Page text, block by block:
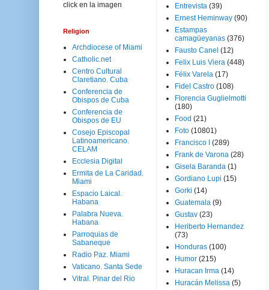
click en la imagen
Religion
Archdiocese of Miami
Catholic.net
Centro Cultural
Claretiano. Cuba
Conferencia de
Obispos de Cuba
Conferencia de
Obispos de EU
Cosejo Episcopal
Latinoamericano.
CELAM
Ecclesia Digital
Ermita de La Caridad.
Miami
Espacio Laical.
Habana
Palabra Nueva.
Habana
Parroquias de
Sabaneque
Radio Paz. Miami
Vaticano. Santa Sede
Vitral. Pinar del Rio
Entrevista (39)
Ernest Heminway (90)
Estampas
camagüeyanas (376)
Fausto Canel (12)
Felix Luis Viera (448)
Félix Varela (17)
Fidel Castro (108)
Florencia Guglielmotti
(180)
Food (21)
Foto (10801)
Francisco I
(289)
Frank de Varona (28)
Gisela Baranda (1)
Gordiano Lupi (15)
Gorki (14)
Guatemala (9)
Gustav (23)
Heriberto Hernandez
(73)
Honduras (100)
Humor (215)
Huracan Irma (14)
Huracán Melissa (5)